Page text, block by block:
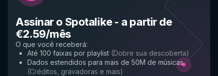
Assinar o Spotalike- a partir de
€2.59/mês
O que você receberá:
Até 100 faixas por playlist (Dobre sua descoberta)
Dados estendidos para mais de 50M de músicas
(Créditos, gravadoras e mais)